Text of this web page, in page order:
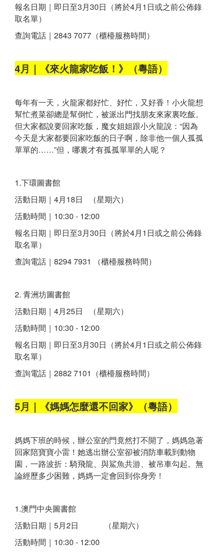
報名日期｜即日至3月30日（將於4月1日或之前公佈錄
取名單）
查詢電話｜2843 7077（櫃檯服務時間）
4月｜《來火龍家吃飯！》（粵語）
每年有一天，火龍家都好忙、好忙，又好香！小火龍想
幫忙煮菜卻總是幫倒忙，被派出門找朋友來家裏吃飯。
但大家都說要回家吃飯，魔女姐姐跟小火龍說：“因為
今天是大家都要回家吃飯的日子啊，除非他一個人孤孤
單單的……”但，哪裏才有孤孤單單的人呢？
1.下環圖書館
活動日期｜4月18日 （星期六）
活動時間｜10:30 - 12:00
報名日期｜即日至3月30日（將於4月1日或之前公佈錄
取名單）
查詢電話｜8294 7931 （櫃檯服務時間）
2. 青洲坊圖書館
活動日期｜4月25日 （星期六）
活動時間｜10:30 - 12:00
報名日期｜即日至3月30日（將於4月1日或之前公佈錄
取名單）
查詢電話｜2882 7101（櫃檯服務時間）
5月｜《媽媽怎麼還不回家》（粵語）
媽媽下班的時候，辦公室的門竟然打不開了，媽媽急著
回家陪寶寶小雷！她逃出辦公室卻被消防車載到動物
園，一路波折：騎飛龍、與鯊魚共游、被吊車勾起。無
論經歷多少困難，媽媽一定會回到你身旁！
1.澳門中央圖書館
活動日期｜5月2日 （星期六）
活動時間｜10:30 - 12:00